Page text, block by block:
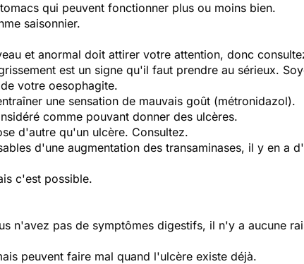
qui peuvent fonctionner plus ou moins bien.
saisonnier.
et anormal doit attirer votre attention, donc
est un signe qu'il faut prendre au sérieux.
votre oesophagite.
une sensation de mauvais goût (métronidazol).
comme pouvant donner des ulcères.
d'autre qu'un ulcère. Consultez.
d'une augmentation des transaminases, il y en a
c'est possible.
n'avez pas de symptômes digestifs, il n'y a aucune
peuvent faire mal quand l'ulcère existe déjà.